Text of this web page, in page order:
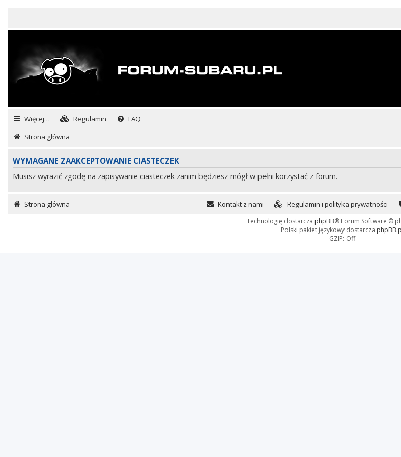
Więcej… Regulamin FAQ
Strona główna
WYMAGANE ZAAKCEPTOWANIE CIASTECZEK
Musisz wyrazić zgodę na zapisywanie ciasteczek zanim będziesz mógł w pełni korzystać z forum.
Strona główna Regulamin i polityka prywatności
Kontakt z nami
Technologię dostarcza phpBB® Forum Software ©
Polski pakiet językowy dostarcza
GZIP: Off